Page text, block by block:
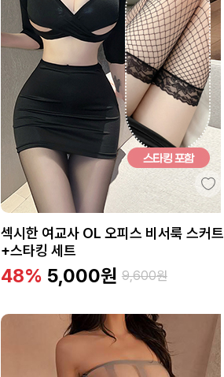
섹시한 여교사 OL 오피스 비서룩 스커트
+스타킹 세트
48% 5,000원 9,600원